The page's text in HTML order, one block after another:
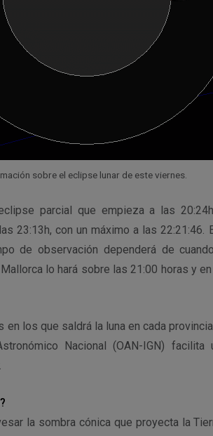
sobre el eclipse lunar de este viernes.
parcial que empieza a las
23:13h, con un máximo a las 22:21:46.
de observación dependerá de
lo hará sobre las 21:00 horas y
en los que saldrá la luna en cada
Nacional (OAN-IGN)
la sombra cónica que proyecta la